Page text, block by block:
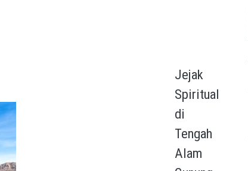
Jejak
Spiritual
di
Tengah
Alam